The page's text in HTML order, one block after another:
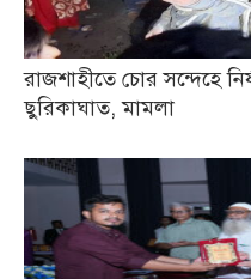
রাজশাহীতে চোর সন্দেহে
ছুরিকাঘাত, মামলা